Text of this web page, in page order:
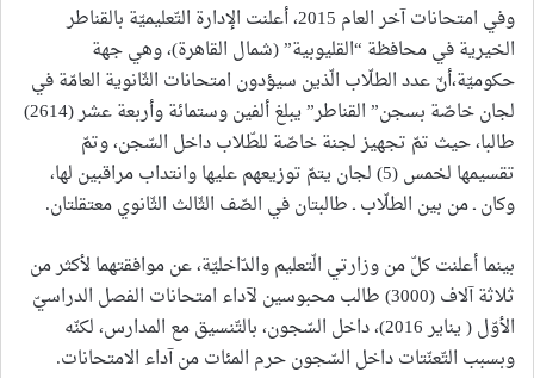
وفي امتحانات آخر العام 2015، أعلنت الإدارة التّعليميّة بالقناطر
الخيرية في محافظة “القليوبية” (شمال القاهرة)، وهي جهة
حكوميّة،أنّ عدد الطلّاب الّذين سيؤدون امتحانات الثّانوية العامّة في
لجان خاصّة بسجن” القناطر” يبلغ ألفين وستمائة وأربعة عشر (2614)
طالبا، حيث تمّ تجهيز لجنة خاصّة للطّلاب داخل السّجن، وتمّ
تقسيمها لخمس (5) لجان يتمّ توزيعهم عليها وانتداب مراقبين لها،
وكان ـ من بين الطلّاب ـ طالبتان في الصّف الثّالث الثّانوي معتقلتان.
بينما أعلنت كلّ من وزارتي الّتعليم والدّاخليّة، عن موافقتهما لأكثر من
ثلاثة آلاف (3000) طالب محبوسين لآداء امتحانات الفصل الدراسيّ
الأوّل ( يناير 2016)، داخل السّجون، بالتّنسيق مع المدارس، لكنّه
وبسبب التّعنّتات داخل السّجون حرم المئات من آداء الامتحانات.